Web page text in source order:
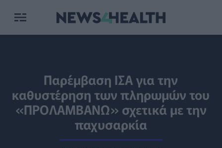
Παρέμβαση ΙΣΑ για την
καθυστέρηση των πληρωμών του
«ΠΡΟΛΑΜΒΑΝΩ» σχετικά με την
παχυσαρκία